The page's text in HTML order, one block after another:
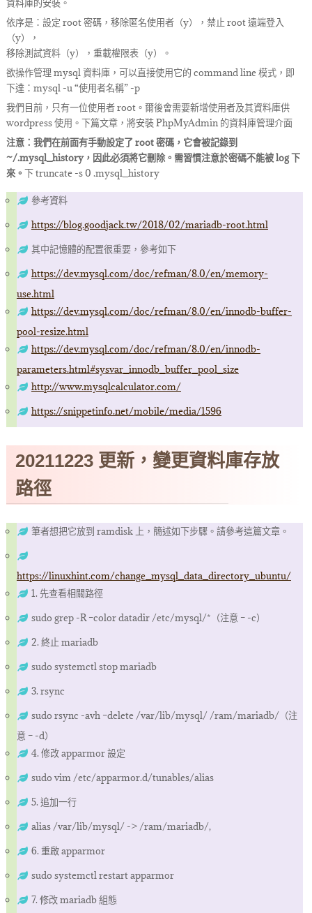
資料庫的安裝。
依序是：設定 root 密碼，移除匿名使用者（y），禁止 root 遠端登入
（y），
移除測試資料（y），重載權限表（y）。
欲操作管理 mysql 資料庫，可以直接使用它的 command line 模式，即
下達：mysql -u “使用者名稱” -p
我們目前，只有一位使用者 root。爾後會需要新增使用者及其資料庫供
wordpress 使用。下篇文章，將安裝 PhpMyAdmin 的資料庫管理介面
注意：我們在前面有手動設定了 root 密碼，它會被記錄到
~/.mysql_history，因此必須將它刪除。需習慣注意於密碼不能被 log 下
來。 下 truncate -s 0 .mysql_history
參考資料
https://blog.goodjack.tw/2018/02/mariadb-root.html
其中記憶體的配置很重要，參考如下
https://dev.mysql.com/doc/refman/8.0/en/memory-
use.html
https://dev.mysql.com/doc/refman/8.0/en/innodb-buffer-
pool-resize.html
https://dev.mysql.com/doc/refman/8.0/en/innodb-
parameters.html#sysvar_innodb_buffer_pool_size
http://www.mysqlcalculator.com/
https://snippetinfo.net/mobile/media/1596
20211223 更新，變更資料庫存放
路徑
筆者想把它放到 ramdisk 上，簡述如下步驟。請參考這篇文章。
https://linuxhint.com/change_mysql_data_directory_ubuntu/
1. 先查看相關路徑
sudo grep -R –color datadir /etc/mysql/*（注意 – -c）
2. 終止 mariadb
sudo systemctl stop mariadb
3. rsync
sudo rsync -avh –delete /var/lib/mysql/ /ram/mariadb/（注
意 – -d）
4. 修改 apparmor 設定
sudo vim /etc/apparmor.d/tunables/alias
5. 追加一行
alias /var/lib/mysql/ -> /ram/mariadb/,
6. 重啟 apparmor
sudo systemctl restart apparmor
7. 修改 mariadb 組態